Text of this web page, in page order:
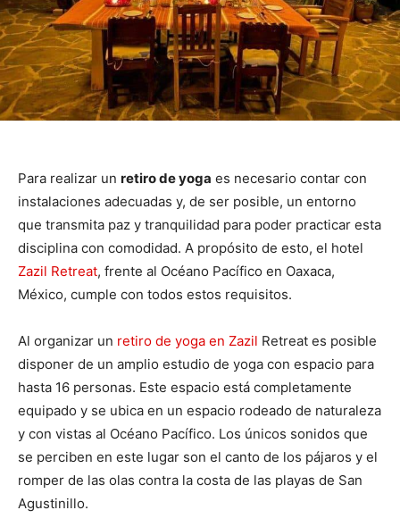
Para realizar un retiro de yoga es necesario contar con
instalaciones adecuadas y, de ser posible, un entorno
que transmita paz y tranquilidad para poder practicar esta
disciplina con comodidad. A propósito de esto, el hotel
Zazil Retreat, frente al Océano Pacífico en Oaxaca,
México, cumple con todos estos requisitos.
Al organizar un retiro de yoga en Zazil Retreat es posible
disponer de un amplio estudio de yoga con espacio para
hasta 16 personas. Este espacio está completamente
equipado y se ubica en un espacio rodeado de naturaleza
y con vistas al Océano Pacífico. Los únicos sonidos que
se perciben en este lugar son el canto de los pájaros y el
romper de las olas contra la costa de las playas de San
Agustinillo.